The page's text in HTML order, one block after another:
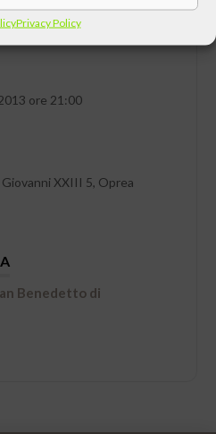
Privacy Policy
ore 21:00
Giovanni XXIII 5, Oprea
Benedetto di